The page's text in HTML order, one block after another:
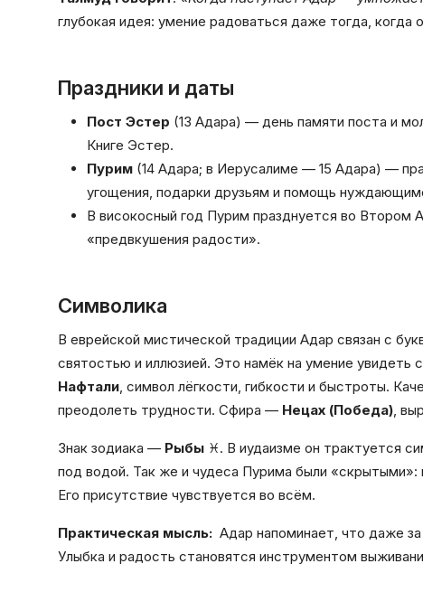
глубокая идея: умение радоваться даже тогда, когда
Праздники и даты
Пост Эстер (13 Адара) — день памяти поста и
Книге Эстер.
Пурим (14 Адара; в Иерусалиме — 15 Адара) —
угощения, подарки друзьям и помощь
В високосный год Пурим празднуется во Втором
«предвкушения радости».
Символика
В еврейской мистической традиции Адар связан с
святостью и иллюзией. Это намёк на умение увидеть
Нафтали, символ лёгкости, гибкости и быстроты.
преодолеть трудности. Сфира — Нецах (Победа),
Знак зодиака — Рыбы ♓. В иудаизме он трактуется
под водой. Так же и чудеса Пурима были «скрытыми»:
Его присутствие чувствуется во всём.
Практическая мысль: Адар напоминает, что даже
Улыбка и радость становятся инструментом